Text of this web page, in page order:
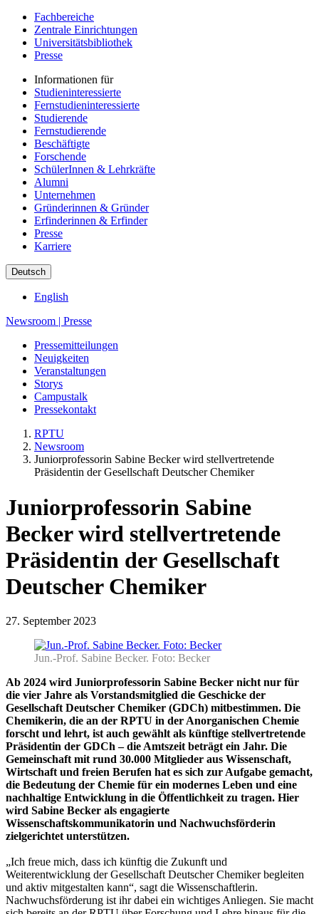
Fachbereiche
Zentrale Einrichtungen
Universitätsbibliothek
Presse
Informationen für
Studieninteressierte
Fernstudieninteressierte
Studierende
Fernstudierende
Beschäftigte
Forschende
SchülerInnen & Lehrkräfte
Alumni
Unternehmen
Gründerinnen & Gründer
Erfinderinnen & Erfinder
Presse
Karriere
Deutsch
English
Newsroom | Presse
Pressemitteilungen
Neuigkeiten
Veranstaltungen
Storys
Campustalk
Pressekontakt
RPTU
Newsroom
Juniorprofessorin Sabine Becker wird stellvertretende
Präsidentin der Gesellschaft Deutscher Chemiker
Juniorprofessorin Sabine
Becker wird stellvertretende
Präsidentin der Gesellschaft
Deutscher Chemiker
27. September 2023
Jun.-Prof. Sabine Becker. Foto: Becker
Ab 2024 wird Juniorprofessorin Sabine Becker nicht nur für
die vier Jahre als Vorstandsmitglied die Geschicke der
Gesellschaft Deutscher Chemiker (GDCh) mitbestimmen. Die
Chemikerin, die an der RPTU in der Anorganischen Chemie
forscht und lehrt, ist auch gewählt als künftige stellvertretende
Präsidentin der GDCh – die Amtszeit beträgt ein Jahr. Die
Gemeinschaft mit rund 30.000 Mitglieder aus Wissenschaft,
Wirtschaft und freien Berufen hat es sich zur Aufgabe gemacht,
die Bedeutung der Chemie für ein modernes Leben und eine
nachhaltige Entwicklung in die Öffentlichkeit zu tragen. Hier
wird Sabine Becker als engagierte
Wissenschaftskommunikatorin und Nachwuchsförderin
zielgerichtet unterstützen.
„Ich freue mich, dass ich künftig die Zukunft und
Weiterentwicklung der Gesellschaft Deutscher Chemiker begleiten
und aktiv mitgestalten kann“, sagt die Wissenschaftlerin.
Nachwuchsförderung ist ihr dabei ein wichtiges Anliegen. Sie macht